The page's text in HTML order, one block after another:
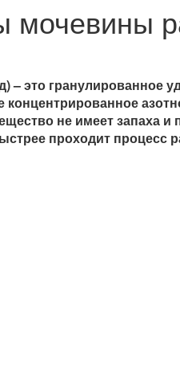
мочевины
– это гранулированное
концентрированное
не имеет запаха и
проходит процесс